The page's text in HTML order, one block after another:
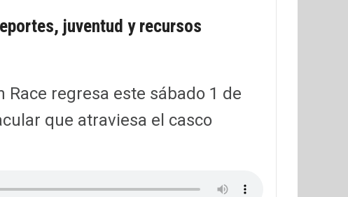
juventud y recursos
regresa este sábado 1 de
que atraviesa el casco